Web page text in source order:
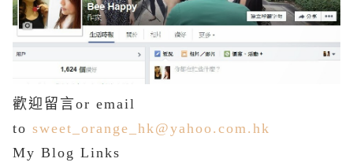
歡迎留言or email
to sweet_orange_hk@yahoo.com.hk
My Blog Links